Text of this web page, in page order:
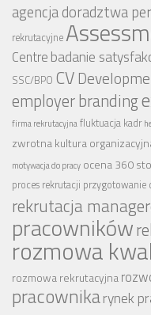
agencja doradztwa
rekrutacyjne
Centre badanie
SSC/BPO CV
employer branding
firma rekrutacyjnafluktuacja kadr
zwrotnakultura
motywacja do pracy ocena 360
proces rekrutacji przygotowanie
rekrutacja
pracowników
rozmowa
rozmowa rekrutacyjna
pracownikarynek